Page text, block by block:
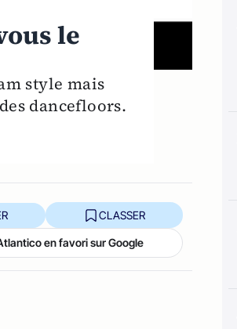
le
style mais
dancefloors.
CLASSER
en favori sur Google